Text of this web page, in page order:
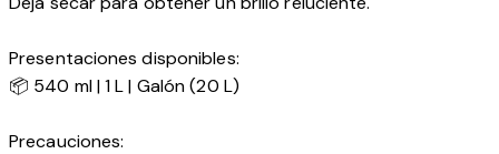
Presentaciones disponibles:
📦 540 ml | 1 L | Galón (20 L)
Precauciones: